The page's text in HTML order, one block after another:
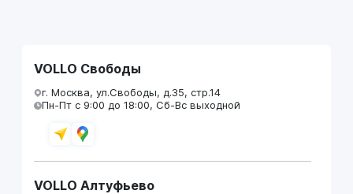
VOLLO Свободы
г. Москва, ул.Свободы, д.35, стр.14
Пн-Пт с 9:00 до 18:00, Сб-Вс выходной
VOLLO Алтуфьево